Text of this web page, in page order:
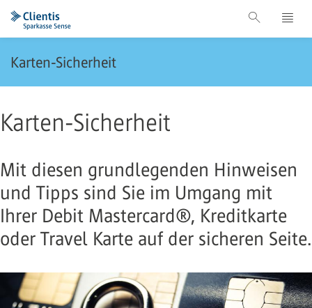
Karten-Sicherheit
Karten-Sicherheit
Mit diesen grundlegenden Hinweisen
und Tipps sind Sie im Umgang mit
Ihrer Debit Mastercard®, Kreditkarte
oder Travel Karte auf der sicheren Seite.